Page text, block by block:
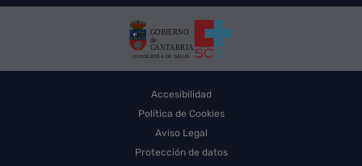
Accesibilidad
Política de Cookies
Aviso Legal
Protección de datos